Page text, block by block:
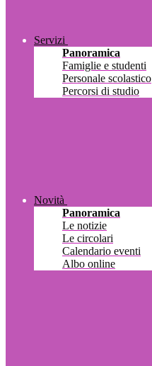
Servizi
Panoramica
Famiglie e studenti
Personale scolastico
Percorsi di studio
Novità
Panoramica
Le notizie
Le circolari
Calendario eventi
Albo online